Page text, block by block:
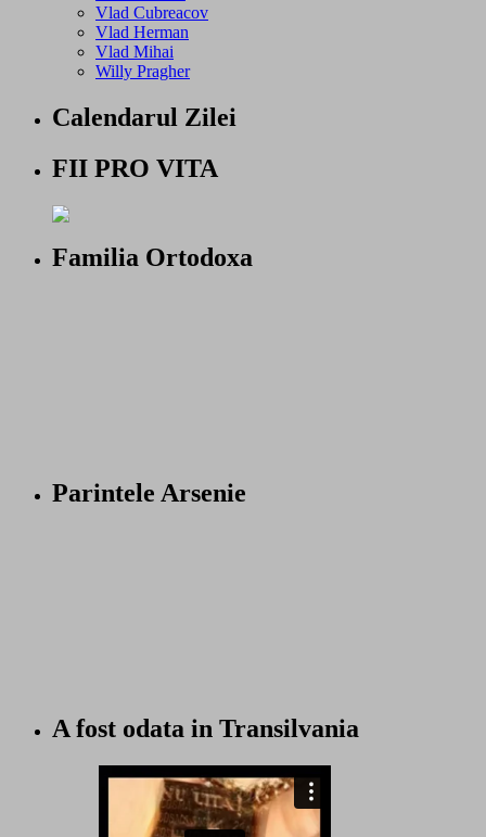
Vlad Cubreacov
Vlad Herman
Vlad Mihai
Willy Pragher
Calendarul Zilei
FII PRO VITA
Familia Ortodoxa
Parintele Arsenie
A fost odata in Transilvania